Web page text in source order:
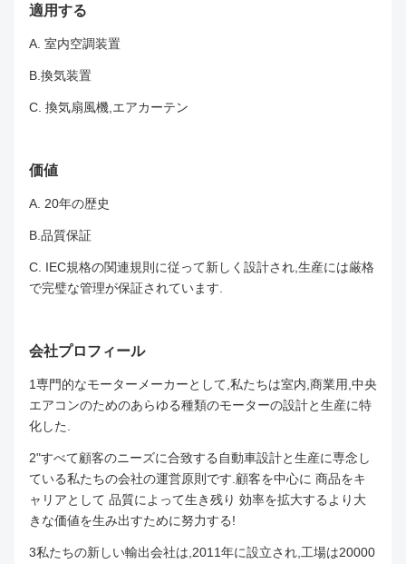
適用する
A. 室内空調装置
B.換気装置
C. 換気扇風機,エアカーテン
価値
A. 20年の歴史
B.品質保証
C. IEC規格の関連規則に従って新しく設計され,生産には厳格
で完璧な管理が保証されています.
会社プロフィール
1専門的なモーターメーカーとして,私たちは室内,商業用,中央
エアコンのためのあらゆる種類のモーターの設計と生産に特
化した.
2"すべて顧客のニーズに合致する自動車設計と生産に専念し
ている私たちの会社の運営原則です.顧客を中心に 商品をキ
ャリアとして 品質によって生き残り 効率を拡大するより大
きな価値を生み出すために努力する!
3私たちの新しい輸出会社は,2011年に設立され,工場は20000